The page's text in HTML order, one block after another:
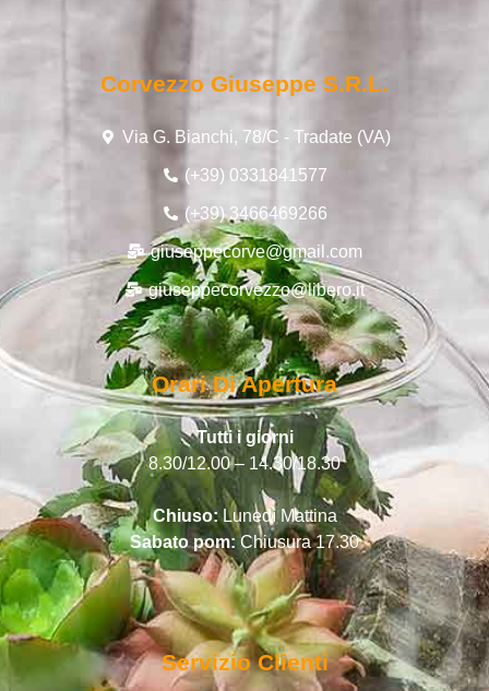
Corvezzo Giuseppe S.r.l.
Via G. Bianchi, 78/C - Tradate (VA)
(+39) 0331841577
(+39) 3466469266
giuseppecorve@gmail.com
giuseppecorvezzo@libero.it
Orari Di Apertura
Tutti i giorni
8.30/12.00 – 14.30/18.30
Chiuso:Lunedì Mattina
Sabato pom:Chiusura 17.30
Servizio Clienti